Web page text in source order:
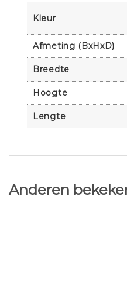
Kleur
Afmeting (BxHxD)
Breedte
Hoogte
Lengte
Anderen